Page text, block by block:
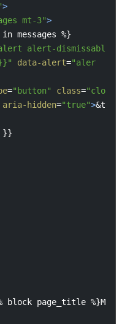
>
mt-3">
in messages %}
alert-dismissabl
" data-alert="aler
="button" class="clo
aria-hidden="true">&t
}}
block page_title %}M